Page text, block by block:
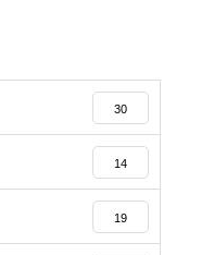
30
14
19